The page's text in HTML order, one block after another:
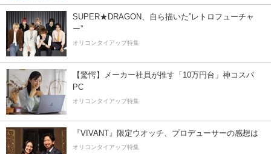
SUPER★DRAGON、自ら描いた”レトロフューチャ
ー”
オリコンタイアップ特集
【驚愕】メーカー社員が推す「10万円台」神コスパ
PC
オリコンタイアップ特集
『VIVANT』限定ウオッチ、プロデューサーの感想は
オリコンタイアップ特集